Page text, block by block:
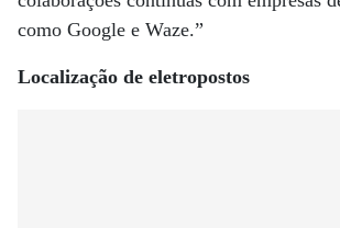
como Google e Waze.”
Localização de eletropostos